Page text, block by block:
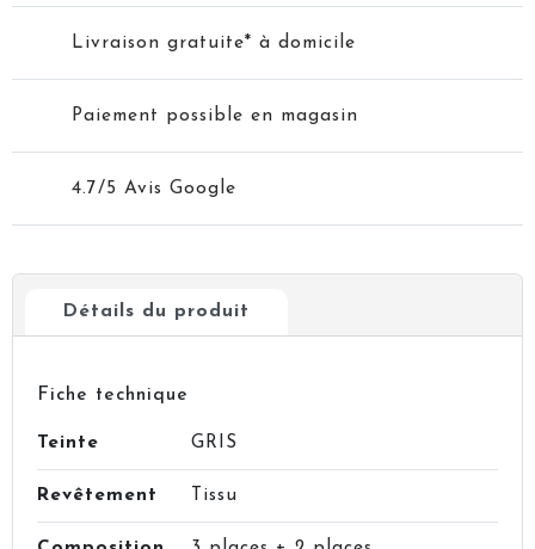
Livraison gratuite* à domicile
Paiement possible en magasin
4.7/5 Avis Google
Détails du produit
Fiche technique
Teinte GRIS
Revêtement Tissu